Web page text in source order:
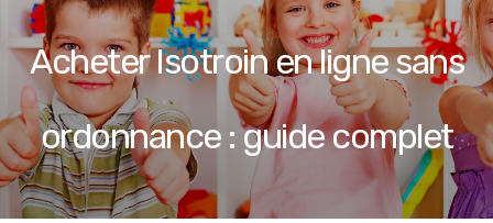
Acheter Isotroin en ligne sans
ordonnance : guide complet